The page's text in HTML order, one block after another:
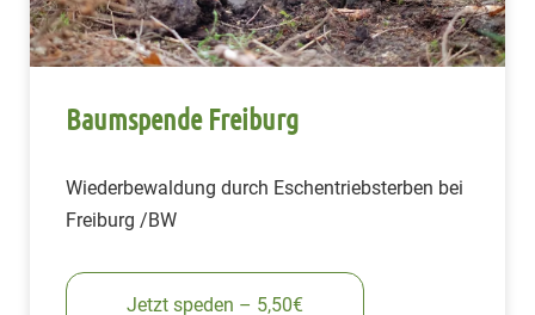
Baumspende Freiburg
Wiederbewaldung durch Eschentriebsterben bei
Freiburg /BW
Jetzt speden – 5,50€